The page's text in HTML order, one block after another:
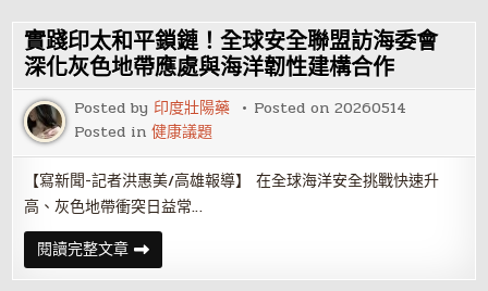
手
美
國
乳
品
出
口
協
會
打
造
國
際
認
證
40
名
學
實踐印太和平鎖鏈！全球安全聯盟訪海委會
深化灰色地帶應處與海洋韌性建構合作
Posted by 印度壯陽藥 Posted on20260514
Posted in健康議題
【寫新聞-記者洪惠美/高雄報導】 在全球海洋安全挑戰快速升
高、灰色地帶衝突日益常…
閱讀完整文章實
踐
印